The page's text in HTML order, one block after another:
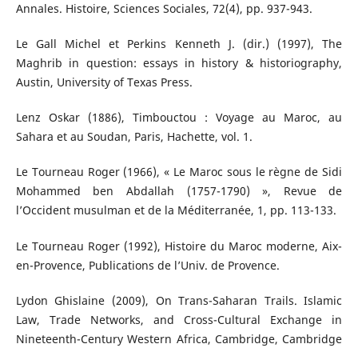
Annales. Histoire, Sciences Sociales, 72(4), pp. 937-943.
Le Gall Michel et Perkins Kenneth J. (dir.) (1997), The
Maghrib in question: essays in history & historiography,
Austin, University of Texas Press.
Lenz Oskar (1886), Timbouctou : Voyage au Maroc, au
Sahara et au Soudan, Paris, Hachette, vol. 1.
Le Tourneau Roger (1966), « Le Maroc sous le règne de Sidi
Mohammed ben Abdallah (1757-1790) », Revue de
l’Occident musulman et de la Méditerranée, 1, pp. 113-133.
Le Tourneau Roger (1992), Histoire du Maroc moderne, Aix-
en-Provence, Publications de l’Univ. de Provence.
Lydon Ghislaine (2009), On Trans-Saharan Trails. Islamic
Law, Trade Networks, and Cross-Cultural Exchange in
Nineteenth-Century Western Africa, Cambridge, Cambridge